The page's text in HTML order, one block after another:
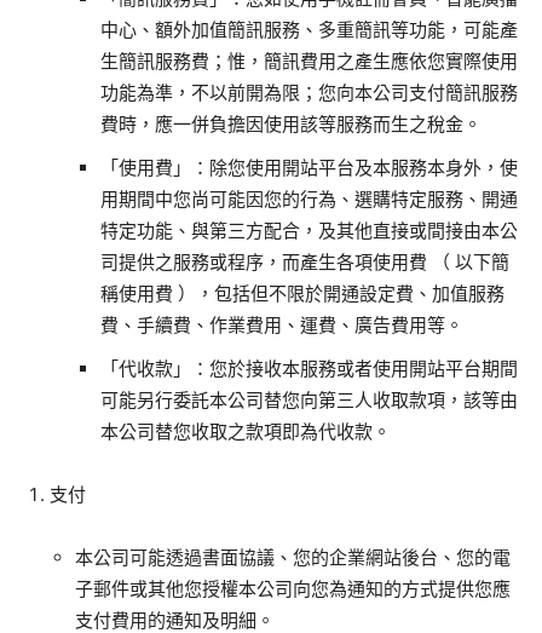
中心、額外加值簡訊服務、多重簡訊等功能，可能產
生簡訊服務費；惟，簡訊費用之產生應依您實際使用
功能為準，不以前開為限；您向本公司支付簡訊服務
費時，應一併負擔因使用該等服務而生之稅金。
「使用費」：除您使用開站平台及本服務本身外，使
用期間中您尚可能因您的行為、選購特定服務、開通
特定功能、與第三方配合，及其他直接或間接由本公
司提供之服務或程序，而產生各項使用費 （ 以下簡
稱使用費 ），包括但不限於開通設定費、加值服務
費、手續費、作業費用、運費、廣告費用等。
「代收款」：您於接收本服務或者使用開站平台期間
可能另行委託本公司替您向第三人收取款項，該等由
本公司替您收取之款項即為代收款。
支付
本公司可能透過書面協議、您的企業網站後台、您的電
子郵件或其他您授權本公司向您為通知的方式提供您應
支付費用的通知及明細。